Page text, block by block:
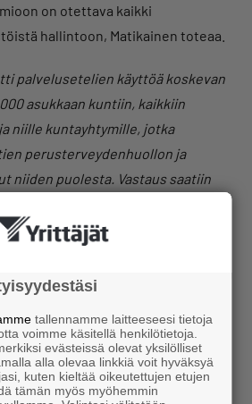
on otettava kaikki
hallintoon, Matikainen toteaa.
palvelusetelien käyttöä koskevan
asukkaan kuntiin, kaikkiin
niille kuntayhtymille, jotka
perusterveydenhuollon ja
niiden puolesta. Vastaus saatiin
palvelusetelillä -selvitys.
ovat yrittäjille tärkeät?
noin 21 miljardia euroa
000 ammattilaista, joista 88 000
tallennamme laitteeseesi tietoja
voimme käsitellä henkilötietoja.
evästeissä olevat yksilölliset
alla olevaa linkkiä voit hyväksyä
kuten kieltää oikeutettujen etujen
tämän myös myöhemmin